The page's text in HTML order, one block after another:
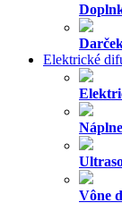
Elektrické
Vône